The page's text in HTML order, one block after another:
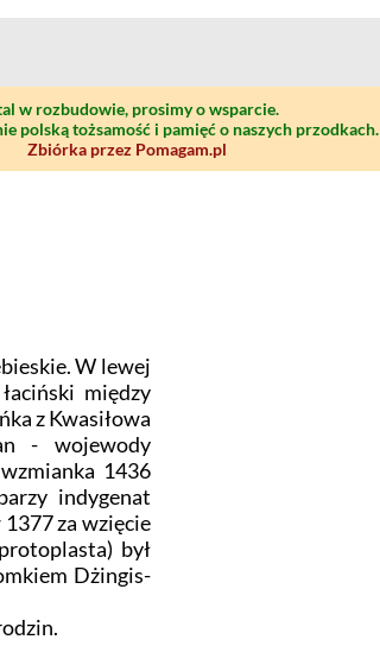
w rozbudowie, prosimy o wsparcie.
polską tożsamość i pamięć o naszych przodkach.
Zbiórka przez Pomagam.pl
W lewej
między
z Kwasiłowa
- wojewody
1436
indygenat
za wzięcie
był
Dżingis-